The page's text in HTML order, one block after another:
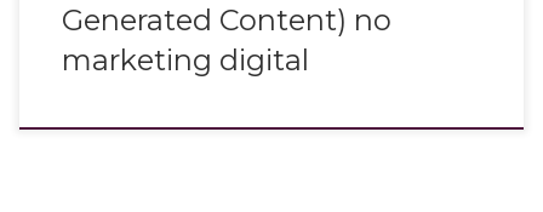
Generated Content) no
marketing digital